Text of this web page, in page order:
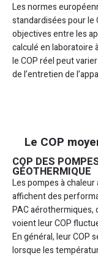
Les normes
standardisées pour le
objectives entre les
calculé en laboratoire
le COP réel peut
de l’entretien de
Le COP
COP DES
GÉOTHERMIQUE
Les pompes à
affichent des
PAC aérothermiques,
voient leur COP
En général, leur COP
lorsque les